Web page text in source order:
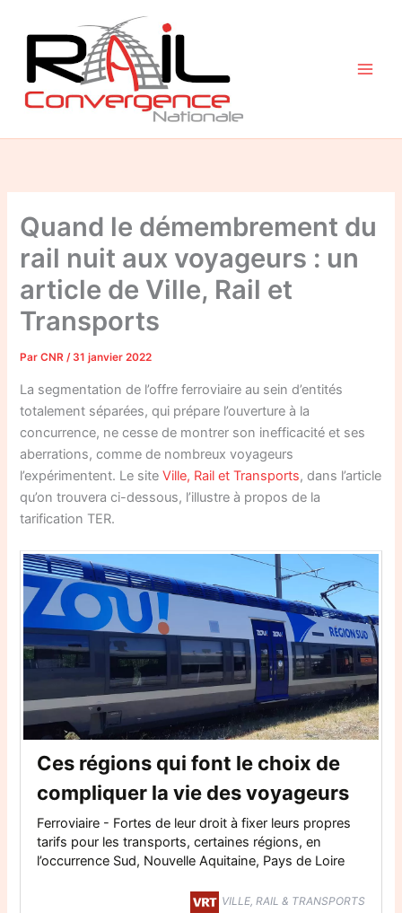
contenu
Quand le démembrement du
rail nuit aux voyageurs : un
article de Ville, Rail et
Transports
ParCNR/ 31 janvier 2022
La segmentation de l’offre ferroviaire au sein d’entités
totalement séparées, qui prépare l’ouverture à la
concurrence, ne cesse de montrer son inefficacité et ses
aberrations, comme de nombreux voyageurs
l’expérimentent. Le siteVille, Rail et Transports, dans l’article
qu’on trouvera ci-dessous, l’illustre à propos de la
tarification TER.
Ces régions qui font le choix de
compliquer la vie des voyageurs
Ferroviaire - Fortes de leur droit à fixer leurs propres
tarifs pour les transports, certaines régions, en
l’occurrence Sud, Nouvelle Aquitaine, Pays de Loire
VILLE, RAIL & TRANSPORTS